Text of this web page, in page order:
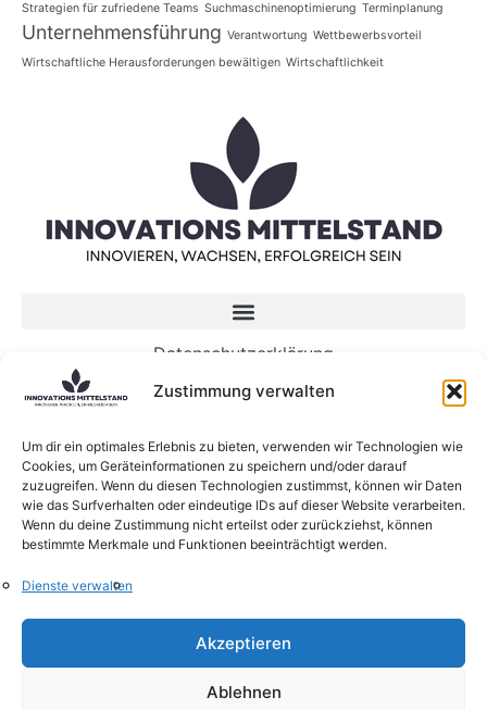
Zustimmung verwalten
Um dir ein optimales Erlebnis zu bieten, verwenden wir Technologien wie
Cookies, um Geräteinformationen zu speichern und/oder darauf
zuzugreifen. Wenn du diesen Technologien zustimmst, können wir Daten
wie das Surfverhalten oder eindeutige IDs auf dieser Website verarbeiten.
Wenn du deine Zustimmung nicht erteilst oder zurückziehst, können
bestimmte Merkmale und Funktionen beeinträchtigt werden.
Dienste verwalten
Akzeptieren
Ablehnen
Strategien für zufriedene Teams Suchmaschinenoptimierung Terminplanung
Unternehmensführung Verantwortung Wettbewerbsvorteil
Wirtschaftliche Herausforderungen bewältigen Wirtschaftlichkeit
Datenschutzerklärung
Die KI-gesteuerte Zukunft der Arbeit benötigt
Menschen mehr denn je
5 Wege, wie Genossenschaften die Zukunft von
KI gestalten können
Lernen und Innovation